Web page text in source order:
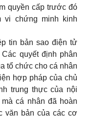
quyền cấp trước đó
vi chứng minh kinh
tin bản sao điện tử
quyết định phân
tổ chức cho cá nhân
hợp pháp của chủ
trung thực của nội
cá nhân đã hoàn
văn bản của các cơ